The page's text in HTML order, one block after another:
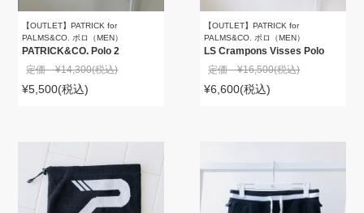
【OUTLET】PATRICK for
PALMS&CO. ポロ（MEN）
PATRICK&CO. Polo 2
定価 ¥14,300(税込)
¥5,500(税込)
【OUTLET】PATRICK for
PALMS&CO. ポロ（MEN）
LS Crampons Visses Polo
定価 ¥16,500(税込)
¥6,600(税込)